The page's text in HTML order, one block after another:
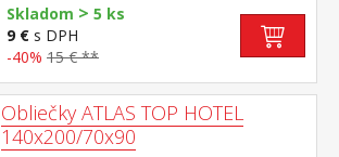
Skladom > 5 ks
9 € s DPH
-40% 15 € **
Obliečky ATLAS TOP HOTEL
140x200/70x90